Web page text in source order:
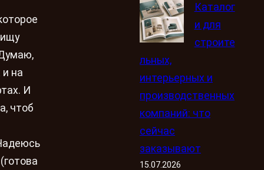
на
И
чтоб
Каталог
и для
строите
льных,
интерьерных и
производственных
компаний: что
сейчас
заказывают
15.07.2026